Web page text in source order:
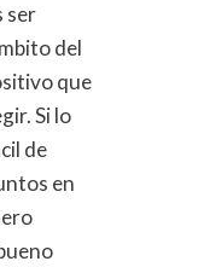
ser
del
que
Si lo
de
en